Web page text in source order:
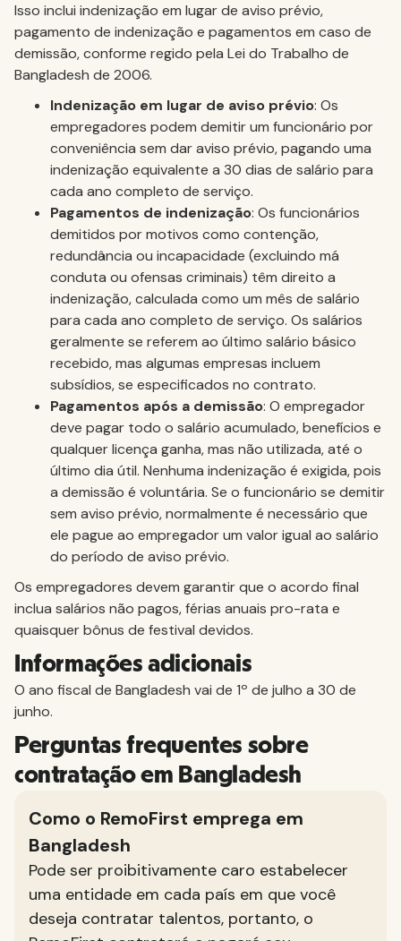
Isso inclui indenização em lugar de aviso prévio,
pagamento de indenização e pagamentos em caso de
demissão, conforme regido pela Lei do Trabalho de
Bangladesh de 2006.
Indenização em lugar de aviso prévio: Os
empregadores podem demitir um funcionário por
conveniência sem dar aviso prévio, pagando uma
indenização equivalente a 30 dias de salário para
cada ano completo de serviço.
Pagamentos de indenização: Os funcionários
demitidos por motivos como contenção,
redundância ou incapacidade (excluindo má
conduta ou ofensas criminais) têm direito a
indenização, calculada como um mês de salário
para cada ano completo de serviço. Os salários
geralmente se referem ao último salário básico
recebido, mas algumas empresas incluem
subsídios, se especificados no contrato.
Pagamentos após a demissão: O empregador
deve pagar todo o salário acumulado, benefícios e
qualquer licença ganha, mas não utilizada, até o
último dia útil. Nenhuma indenização é exigida, pois
a demissão é voluntária. Se o funcionário se demitir
sem aviso prévio, normalmente é necessário que
ele pague ao empregador um valor igual ao salário
do período de aviso prévio.
Os empregadores devem garantir que o acordo final
inclua salários não pagos, férias anuais pro-rata e
quaisquer bônus de festival devidos.
Informações adicionais
O ano fiscal de Bangladesh vai de 1º de julho a 30 de
junho.
Perguntas frequentes sobre
contratação em Bangladesh
Como o RemoFirst emprega em
Bangladesh
Pode ser proibitivamente caro estabelecer
uma entidade em cada país em que você
deseja contratar talentos, portanto, o